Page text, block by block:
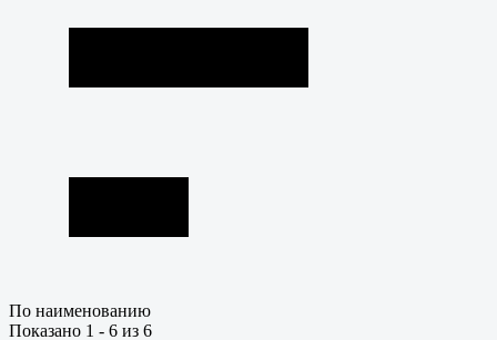
По наименованию
Показано 1 - 6 из 6